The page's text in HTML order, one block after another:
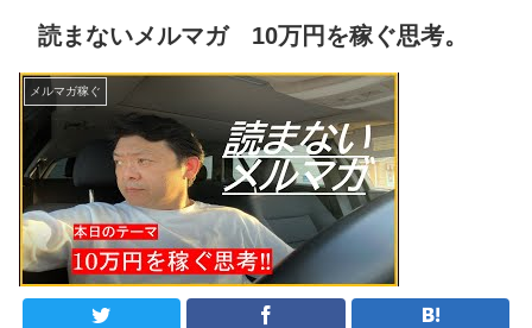
読まないメルマガ 10万円を稼ぐ思考。
メルマガ稼ぐ